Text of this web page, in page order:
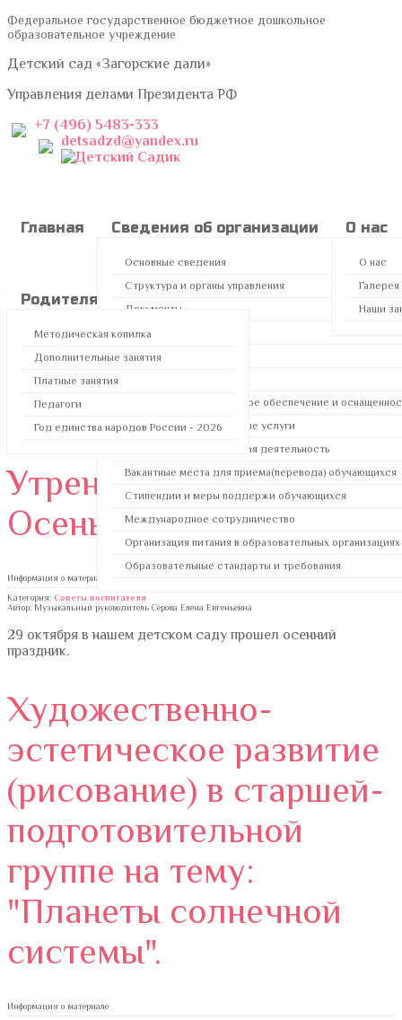
Федеральное государственное бюджетное дошкольное
образовательное учреждение
Детский сад «Загорские дали»
Управления делами Президента РФ
+7 (496) 5483-333
detsadzd@yandex.ru
Главная Сведения об организации
Основные сведения
Cтруктура и органы управления
Документы
Образование
Руководство
Материально-техническое обеспечение и
Платные образовательные услуги
Финансово-хозяйственная деятельность
Вакантные места для приема(перевода) обучающихся
Стипендии и меры поддержи обучающихся
Международное сотрудничество
Организация питания в образовательных организациях
Образовательные стандарты и требования
О нас
О нас
Галерея
Наши
Родителям
Методическая копилка
Дополнительные занятия
Платные занятия
Педагоги
Год единства народов России - 2026
Коллективная работа в
младшей группе «День
народного единства»
Автор: Оксана Горохова
День народного единства-праздник мужества, героизма и
сплоченности народа.
Утренник «Встреча с
Осенью».
Информация о материале
Категория: Советы воспитателя
Автор: Музыкальный руководитель Серова Елена Евгеньевна
29 октября в нашем детском саду прошел осенний
праздник.
Художественно-
эстетическое развитие
(рисование) в старшей-
подготовительной
группе на тему:
"Планеты солнечной
системы".
Информация о материале